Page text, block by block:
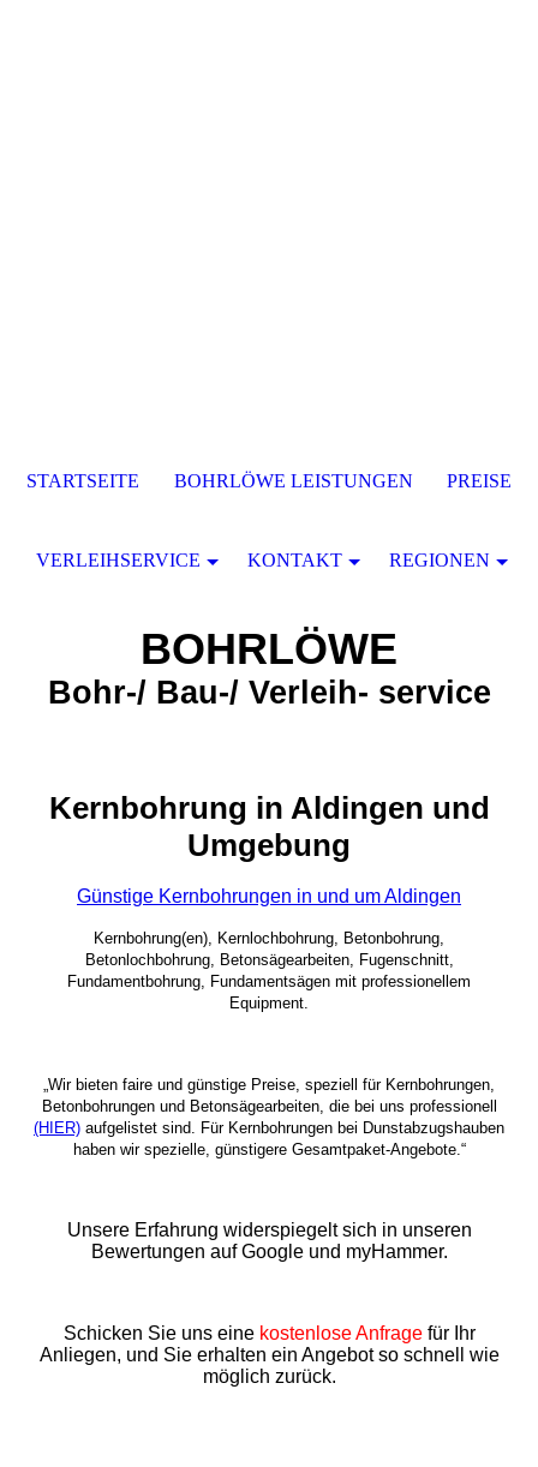
BOHRLÖWE
Bohr-/ Bau-/ Verleih- service
Kernbohrung in Aldingen und
Umgebung
Günstige Kernbohrungen in und um Aldingen
Kernbohrung(en), Kernlochbohrung, Betonbohrung,
Betonlochbohrung, Betonsägearbeiten, Fugenschnitt,
Fundamentbohrung, Fundamentsägen mit professionellem
Equipment.
„Wir bieten faire und günstige Preise, speziell für Kernbohrungen,
Betonbohrungen und Betonsägearbeiten, die bei uns professionell
(HIER) aufgelistet sind. Für Kernbohrungen bei Dunstabzugshauben
haben wir spezielle, günstigere Gesamtpaket-Angebote.“
Unsere Erfahrung widerspiegelt sich in unseren
Bewertungen auf Google und myHammer.
Schicken Sie uns eine kostenlose Anfragefür Ihr
Anliegen, und Sie erhalten ein Angebot so schnell wie
möglich zurück.
STARTSEITE BOHRLÖWE LEISTUNGEN PREISE
VERLEIHSERVICE KONTAKT REGIONEN